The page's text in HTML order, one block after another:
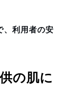
、利用者の安
の肌に